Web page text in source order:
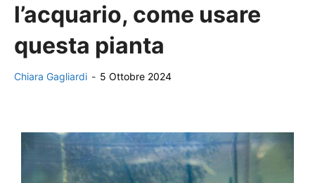
l’acquario, come usare
questa pianta
Chiara Gagliardi - 5 Ottobre 2024